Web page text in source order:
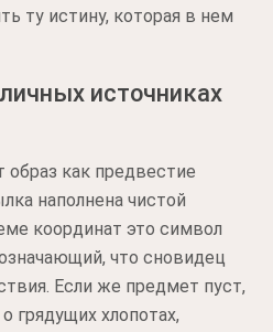
ту истину, которая в нем
источниках
образ как предвестие
наполнена чистой
координат это символ
что сновидец
Если же предмет пуст,
грядущих хлопотах,